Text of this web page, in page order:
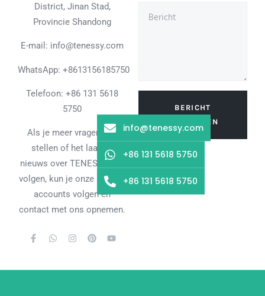
District, Jinan Stad,
Provincie Shandong
E-mail: info@tenessy.com
WhatsApp: +8613156185750
Telefoon: +86 131 5618
5750
Als je meer vragen wilt
stellen of het laatste
nieuws over TENESSY wilt
volgen, kun je onze sociale
accounts volgen en
contact met ons opnemen.
BERICHT
VERZENDEN
info@tenessy.com
+86 131 5618 5750
+86 131 5618 5750